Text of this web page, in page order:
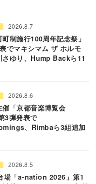
2026.8.7
町制施行100周年記念祭」
でマキシマム ザ ホルモ
さゆり、Hump Backら11
2026.8.6
催「京都音楽博覧会
3弾発表で
、Rimbaら3組追加
2026.8.5
場「a-nation 2026」第1